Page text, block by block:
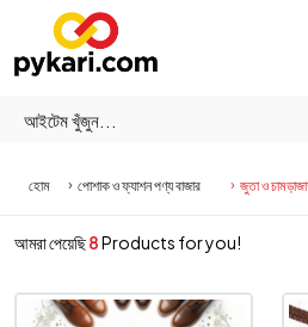
হোম পোশাক ও ফ্যাশন পণ্য বাজার জুতা ও
আমরা পেয়েছি8Products for you!